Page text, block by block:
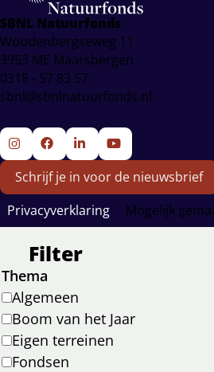
SBNL Natuurfonds
Woudenbergseweg 11
3953 ME Maarsbergen
0318 - 57 83 57
sbnl@sbnlnatuurfonds.nl
Ga
naar
Instagram
Ga
naar
Facebook
Ga
naar
LinkedIn
naar
YouTube
Schrijf je in voor de nieuwsbrief
Privacyverklaring
Mogelijk
Filter
Thema
Algemeen
Boom van het Jaar
Eigen terreinen
Fondsen